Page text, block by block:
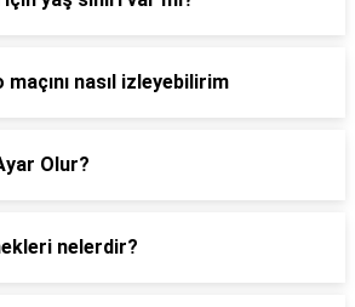
nasıl izleyebilirim
Olur?
nelerdir?